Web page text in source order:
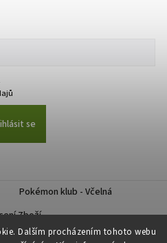
Dalším procházením tohoto webu
se
Pokémon klub - Včelná
Zboží